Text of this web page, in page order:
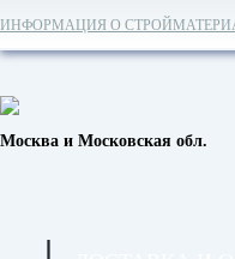
ИНФОРМАЦИЯ О
Москва и Московская обл.